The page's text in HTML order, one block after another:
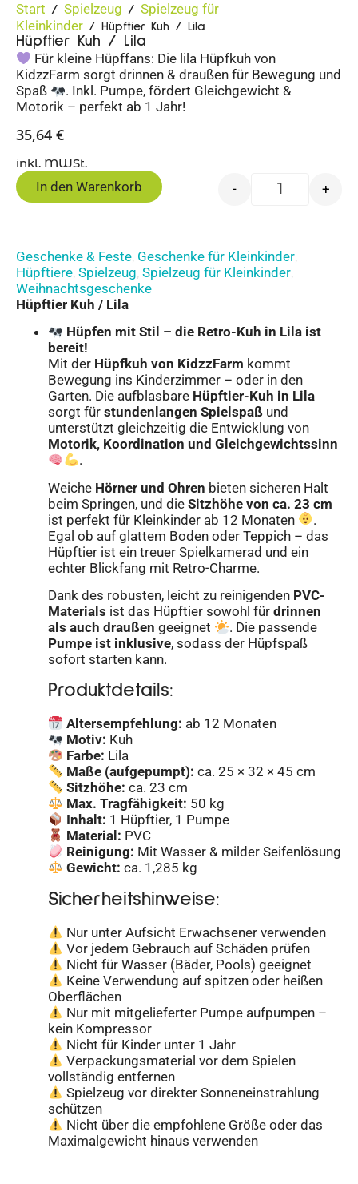
Start / Spielzeug / Spielzeug für
Kleinkinder / Hüpftier Kuh / Lila
Hüpftier Kuh / Lila
Für kleine Hüpffans: Die lila Hüpfkuh von
KidzzFarm sorgt drinnen & draußen für Bewegung und
Spaß
. Inkl. Pumpe, fördert Gleichgewicht &
Motorik – perfekt ab 1 Jahr!
35,64 €
inkl. MWSt.
- +
In den Warenkorb
Geschenke & Feste, Geschenke für Kleinkinder,
Hüpftiere, Spielzeug, Spielzeug für Kleinkinder,
Weihnachtsgeschenke
Hüpftier Kuh / Lila
Hüpfen mit Stil – die Retro-Kuh in Lila ist
bereit!
Mit der Hüpfkuh von KidzzFarm kommt
Bewegung ins Kinderzimmer – oder in den
Garten. Die aufblasbare Hüpftier-Kuh in Lila
sorgt für stundenlangen Spielspaß und
unterstützt gleichzeitig die Entwicklung von
Motorik, Koordination und Gleichgewichtssinn
.
Weiche Hörner und Ohren bieten sicheren Halt
beim Springen, und die Sitzhöhe von ca. 23 cm
ist perfekt für Kleinkinder ab 12 Monaten
.
Egal ob auf glattem Boden oder Teppich – das
Hüpftier ist ein treuer Spielkamerad und ein
echter Blickfang mit Retro-Charme.
Dank des robusten, leicht zu reinigenden PVC-
Materials ist das Hüpftier sowohl für drinnen
als auch draußen geeignet
. Die passende
Pumpe ist inklusive, sodass der Hüpfspaß
sofort starten kann.
Produktdetails:
Altersempfehlung: ab 12 Monaten
Motiv: Kuh
Farbe: Lila
Maße (aufgepumpt): ca. 25 × 32 × 45 cm
Sitzhöhe: ca. 23 cm
Max. Tragfähigkeit: 50 kg
Inhalt: 1 Hüpftier, 1 Pumpe
Material: PVC
Reinigung: Mit Wasser & milder Seifenlösung
Gewicht: ca. 1,285 kg
Sicherheitshinweise:
Nur unter Aufsicht Erwachsener verwenden
Vor jedem Gebrauch auf Schäden prüfen
Nicht für Wasser (Bäder, Pools) geeignet
Keine Verwendung auf spitzen oder heißen
Oberflächen
Nur mit mitgelieferter Pumpe aufpumpen –
kein Kompressor
Nicht für Kinder unter 1 Jahr
Verpackungsmaterial vor dem Spielen
vollständig entfernen
Spielzeug vor direkter Sonneneinstrahlung
schützen
Nicht über die empfohlene Größe oder das
Maximalgewicht hinaus verwenden